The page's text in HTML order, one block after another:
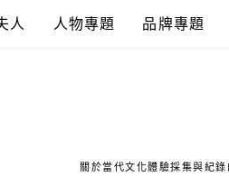
人 人物專題 品牌專題
關於當代文化體驗採集與紀